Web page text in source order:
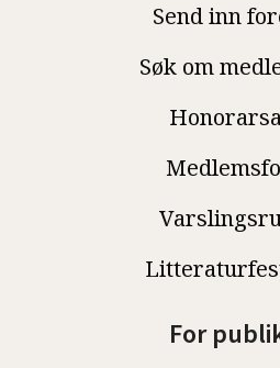
Send inn
Søk om
For